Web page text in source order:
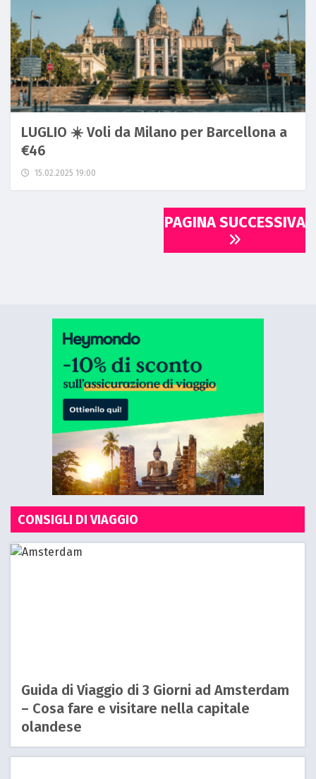
LUGLIO ☀️ Voli da Milano per Barcellona a
€46
15.02.2025 19:00
PAGINA SUCCESSIVA
CONSIGLI DI VIAGGIO
Guida di Viaggio di 3 Giorni ad Amsterdam
– Cosa fare e visitare nella capitale
olandese